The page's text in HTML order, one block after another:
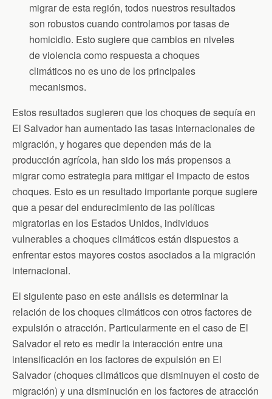
migrar de esta región, todos nuestros resultados
son robustos cuando controlamos por tasas de
homicidio. Esto sugiere que cambios en niveles
de violencia como respuesta a choques
climáticos no es uno de los principales
mecanismos.
Estos resultados sugieren que los choques de sequía en
El Salvador han aumentado las tasas internacionales de
migración, y hogares que dependen más de la
producción agrícola, han sido los más propensos a
migrar como estrategia para mitigar el impacto de estos
choques. Esto es un resultado importante porque sugiere
que a pesar del endurecimiento de las políticas
migratorias en los Estados Unidos, individuos
vulnerables a choques climáticos están dispuestos a
enfrentar estos mayores costos asociados a la migración
internacional.
El siguiente paso en este análisis es determinar la
relación de los choques climáticos con otros factores de
expulsión o atracción. Particularmente en el caso de El
Salvador el reto es medir la interacción entre una
intensificación en los factores de expulsión en El
Salvador (choques climáticos que disminuyen el costo de
migración) y una disminución en los factores de atracción